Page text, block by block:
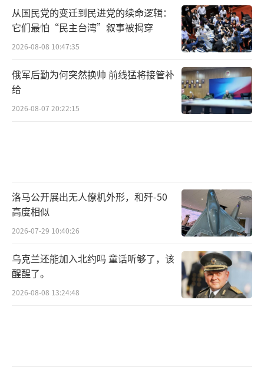
我们在洛杉矶的邻居站在一起”“保护我们的
移民邻居”等标语，并高喊“来一个人，为所
有人而来”和“释放大卫，释放他们所有
人”。
华盛顿特区几个工会聚集抗议突袭行动，
要求释放韦尔塔，并游行经过司法部大楼。示
亚特兰大约有1000名示威者在布福德高速
公路沿线游行，其中数百人分散开来，穿过多
拉维尔市。他们几乎立即被警方拦截，并与数
十名市警对峙。一些示威者在双方交火中四散
逃开——警察发射催泪瓦斯，抗议者则燃放烟花
——一群警察将一名男子推倒在地，他的头撞在
混凝土路堤上。
（责任编辑：张小花 TT1000）
从国民党的变迁到民进党的续命逻辑：
它们最怕“民主台湾”叙事被揭穿
2026-08-08 10:47:35
俄军后勤为何突然换帅 前线猛将接管补
给
2026-08-07 20:22:15
洛马公开展出无人僚机外形，和歼-50
高度相似
2026-07-29 10:40:26
乌克兰还能加入北约吗 童话听够了，该
醒醒了。
2026-08-08 13:24:48